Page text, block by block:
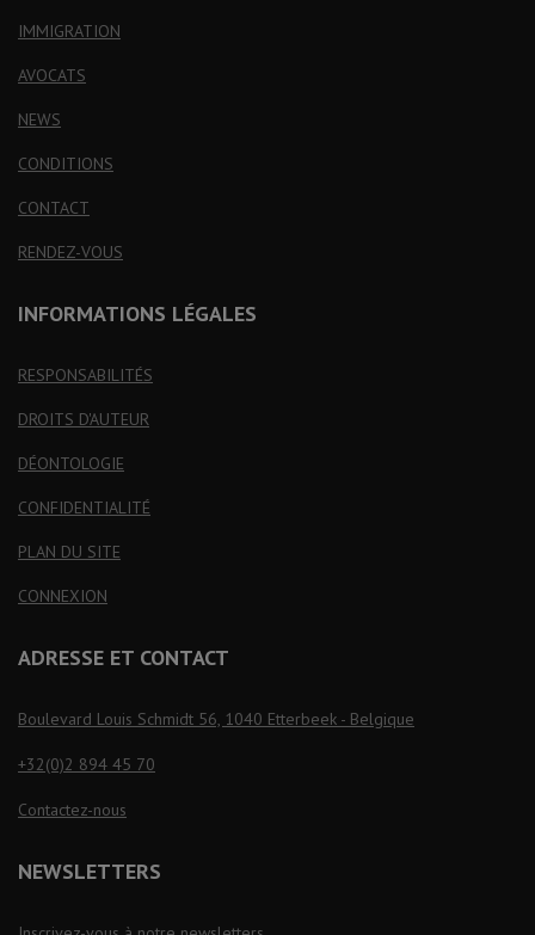
IMMIGRATION
AVOCATS
NEWS
CONDITIONS
CONTACT
RENDEZ-VOUS
INFORMATIONS LÉGALES
RESPONSABILITÉS
DROITS D'AUTEUR
DÉONTOLOGIE
CONFIDENTIALITÉ
PLAN DU SITE
CONNEXION
ADRESSE ET CONTACT
Boulevard Louis Schmidt 56, 1040 Etterbeek - Belgique
+32(0)2 894 45 70
Contactez-nous
NEWSLETTERS